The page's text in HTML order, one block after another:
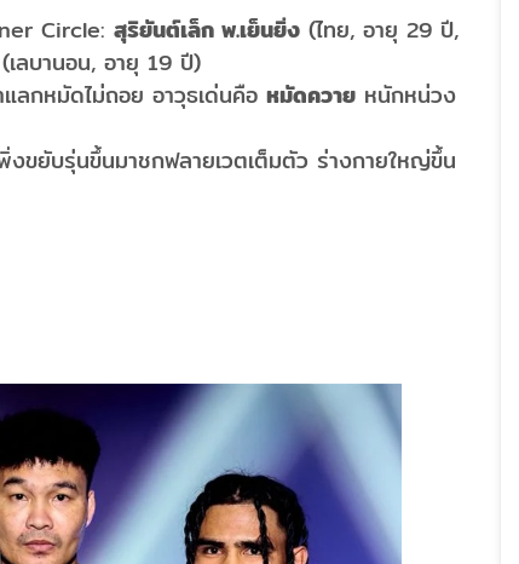
Circle: สุริยันต์เล็ก พ.เย็นยิ่ง (ไทย, อายุ 29 ปี,
(เลบานอน, อายุ 19 ปี)
ลกหมัดไม่ถอย อาวุธเด่นคือ หมัดควาย หนักหน่วง
ขยับรุ่นขึ้นมาชกฟลายเวตเต็มตัว ร่างกายใหญ่ขึ้น